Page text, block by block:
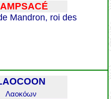
Mandron, roi des
Λαοκόων